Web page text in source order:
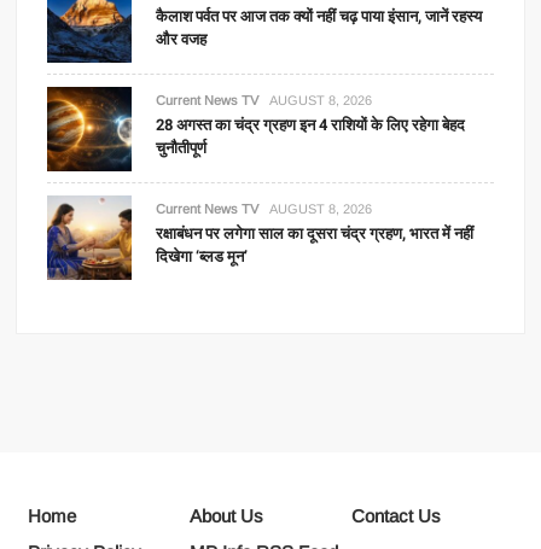
कैलाश पर्वत पर आज तक क्यों नहीं चढ़ पाया इंसान, जानें रहस्य
और वजह
Current News TV AUGUST 8, 2026
28 अगस्त का चंद्र ग्रहण इन 4 राशियों के लिए रहेगा बेहद
चुनौतीपूर्ण
Current News TV AUGUST 8, 2026
रक्षाबंधन पर लगेगा साल का दूसरा चंद्र ग्रहण, भारत में नहीं
दिखेगा ‘ब्लड मून’
Home About Us
Contact Us